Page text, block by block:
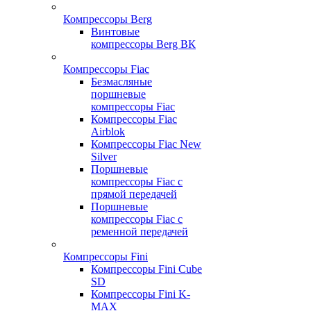
Компрессоры Berg
Винтовые
компрессоры Berg ВК
Компрессоры Fiac
Безмасляные
поршневые
компрессоры Fiac
Компрессоры Fiac
Airblok
Компрессоры Fiac New
Silver
Поршневые
компрессоры Fiac с
прямой передачей
Поршневые
компрессоры Fiac с
ременной передачей
Компрессоры Fini
Компрессоры Fini Cube
SD
Компрессоры Fini K-
MAX